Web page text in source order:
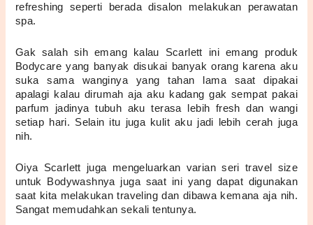
refreshing seperti berada disalon melakukan perawatan
spa.
Gak salah sih emang kalau Scarlett ini emang produk
Bodycare yang banyak disukai banyak orang karena aku
suka sama wanginya yang tahan lama saat dipakai
apalagi kalau dirumah aja aku kadang gak sempat pakai
parfum jadinya tubuh aku terasa lebih fresh dan wangi
setiap hari. Selain itu juga kulit aku jadi lebih cerah juga
nih.
Oiya Scarlett juga mengeluarkan varian seri travel size
untuk Bodywashnya juga saat ini yang dapat digunakan
saat kita melakukan traveling dan dibawa kemana aja nih.
Sangat memudahkan sekali tentunya.